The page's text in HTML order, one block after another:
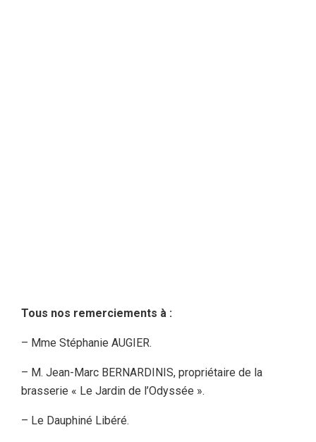
Tous nos remerciements à :
– Mme Stéphanie AUGIER.
– M. Jean-Marc BERNARDINIS, propriétaire de la
brasserie « Le Jardin de l’Odyssée ».
– Le Dauphiné Libéré.